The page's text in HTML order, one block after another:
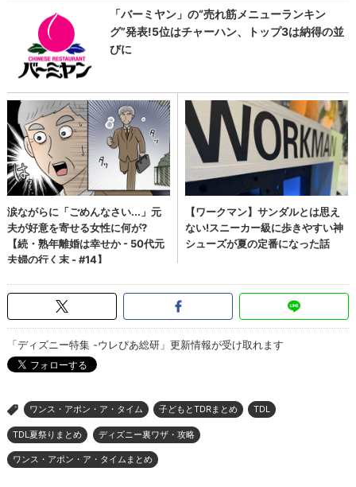
「ディズニー特集 -ウレぴあ総研」更新情報が受け取れます
> ワンス・アポン・ア・タイム 子どもとTDRまとめ TDL
TDL夏祭りまとめ ディズニー裏ワザ・攻略
ワンス・アポン・ア・タイムまとめ